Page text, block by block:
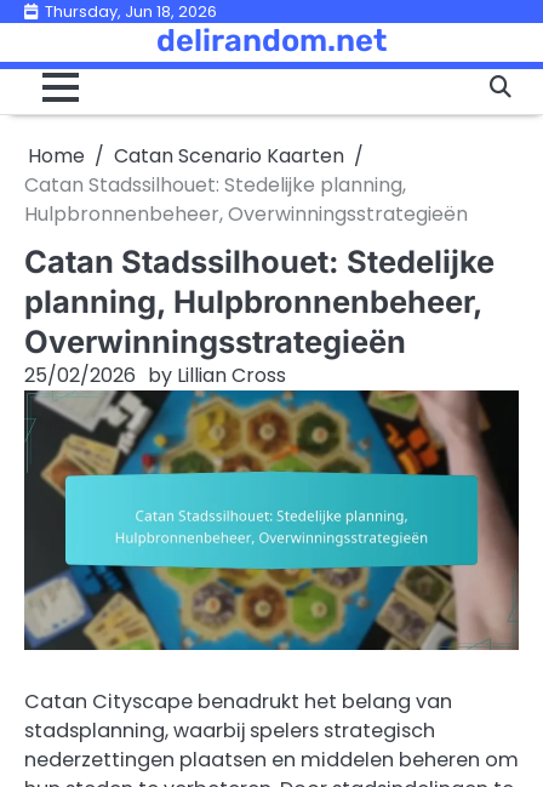
Skip
content
Thursday, Jun 18, 2026
delirandom.net
Home
Catan Scenario Kaarten
Catan Stadssilhouet: Stedelijke planning,
Hulpbronnenbeheer, Overwinningsstrategieën
Catan Stadssilhouet: Stedelijke
planning, Hulpbronnenbeheer,
Overwinningsstrategieën
25/02/2026 by Lillian Cross
Catan Cityscape benadrukt het belang van
stadsplanning, waarbij spelers strategisch
nederzettingen plaatsen en middelen beheren om